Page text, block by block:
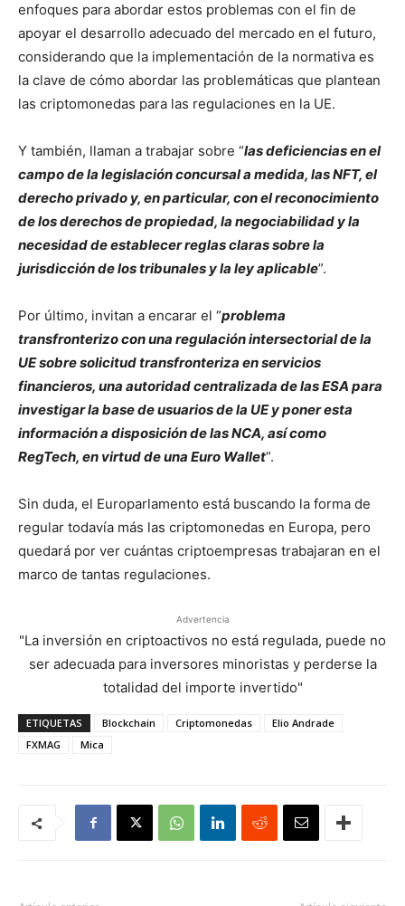
enfoques para abordar estos problemas con el fin de
apoyar el desarrollo adecuado del mercado en el futuro,
considerando que la implementación de la normativa es
la clave de cómo abordar las problemáticas que plantean
las criptomonedas para las regulaciones en la UE.
Y también, llaman a trabajar sobre “las deficiencias en el
campo de la legislación concursal a medida, las NFT, el
derecho privado y, en particular, con el reconocimiento
de los derechos de propiedad, la negociabilidad y la
necesidad de establecer reglas claras sobre la
jurisdicción de los tribunales y la ley aplicable”.
Por último, invitan a encarar el “problema
transfronterizo con una regulación intersectorial de la
UE sobre solicitud transfronteriza en servicios
financieros, una autoridad centralizada de las ESA para
investigar la base de usuarios de la UE y poner esta
información a disposición de las NCA, así como
RegTech, en virtud de una Euro Wallet”.
Sin duda, el Europarlamento está buscando la forma de
regular todavía más las criptomonedas en Europa, pero
quedará por ver cuántas criptoempresas trabajaran en el
marco de tantas regulaciones.
Advertencia
"La inversión en criptoactivos no está regulada, puede no
ser adecuada para inversores minoristas y perderse la
totalidad del importe invertido"
ETIQUETAS Blockchain Criptomonedas
Elio Andrade
FXMAG
Mica